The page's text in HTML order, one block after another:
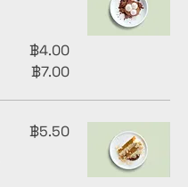
฿4.00
฿7.00
฿5.50